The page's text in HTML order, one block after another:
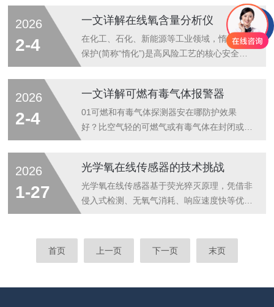
下工作，其优点是可以防止天然气凝析液进入
分析仪，也可用于其他易液化气体或中高压气
体样品的取样。该探头下端装有热翼片，...
艺控制、安全预警、环保达标、节能降耗与质
量保证，覆盖化工、石化、冶金、电力、环
保、食品医药等几乎所有工业领域。以下是其
主要用途的详细分类和说明：一、工业过程控
消耗。01、化工与石油化工：反应过程监
控：实时监测反应器进、出口的气体成分(如
CO、CO₂、O₂、H₂、...
2026
2-4
一文详解在线氧含量分析仪
在化工、石化、新能源等工业领域，惰性气体
保护(简称“惰化”)是高风险工艺的核心安全保
产的重要底线。但仍有部分企业存在认知误
区，将惰化操作简单等同于通入惰性气体，忽
视氧浓度监测的重要性，认为“偶尔超标无需
损失，还要面临合规追责。本文一次性说透惰
性气体保护的核心要点，看完别再心存侥幸!
一、惰化行业真实案例示警案例一：2...
2026
2-4
一文详解可燃有毒气体报警器
01可燃和有毒气体探测器安在哪防护效果
好？比空气轻的可燃气或有毒气体在封闭或通
气体一氧化碳和氰化氢，释放源上下1m高度
范围内，水平距离不超过1m。(条文说明6.1.2
条款)检测制定位置氢气泄露，释放源上方及
属于可燃气体又属于有毒气体测量仪表时，不
2026
1-27
光学氧在线传感器的技术挑战
光学氧在线传感器基于荧光猝灭原理，凭借非
侵入式检测、无氧气消耗、响应速度快等优
况与高精度需求下，该类传感器面临环境干
可靠性。一、复杂环境干扰下的信号失真风险
首页 上一页 下一页 末页